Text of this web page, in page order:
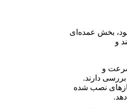
بخش عمده‌ای
و
و
دارند.
از شبیه‌سازهای نصب شده